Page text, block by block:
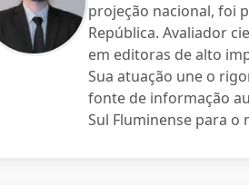
projeção nacional, foi
República. Avaliador
em editoras de alto
Sua atuação une o
fonte de informação
Sul Fluminense para o